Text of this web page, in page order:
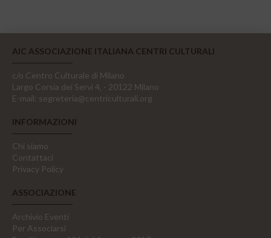
AIC ASSOCIAZIONE ITALIANA CENTRI CULTURALI
c/o Centro Culturale di Milano
Largo Corsia dei Servi 4, - 20122 Milano
E-mail: segreteria@centriculturali.org
INFORMAZIONI
Chi siamo
Contattaci
Privacy Policy
ASSOCIAZIONE
Archivio Eventi
Per Associarsi